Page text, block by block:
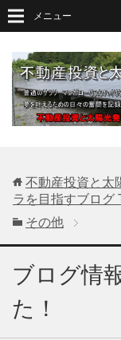
メニュー
不動産投資と太
ラを目指すブログ
その他
ブログ情
た！